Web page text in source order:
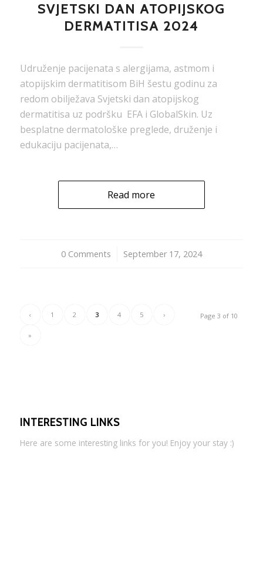
SVJETSKI DAN ATOPIJSKOG
DERMATITISA 2024
Udruženje pacijenata s alergijama, astmom i
atopijskim dermatitisom BiH šestu godinu za
redom obilježava Svjetski dan atopijskog
dermatitisa uz podršku EFA i GlobalSkin. Uz
besplatne dermatološke preglede, druženje i
edukaciju pacijenata,…
Read more
0 Comments
/ September 17, 2024
Page 3 of 10
‹ 1 2 3 4 5 ›
»
INTERESTING LINKS
Here are some interesting links for you! Enjoy your stay :)